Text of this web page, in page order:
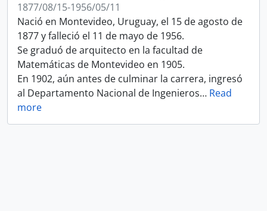
1877/08/15-1956/05/11
Nació en Montevideo, Uruguay, el 15 de agosto de
1877 y falleció el 11 de mayo de 1956.
Se graduó de arquitecto en la facultad de
Matemáticas de Montevideo en 1905.
En 1902, aún antes de culminar la carrera, ingresó
al Departamento Nacional de Ingenieros… Read
more